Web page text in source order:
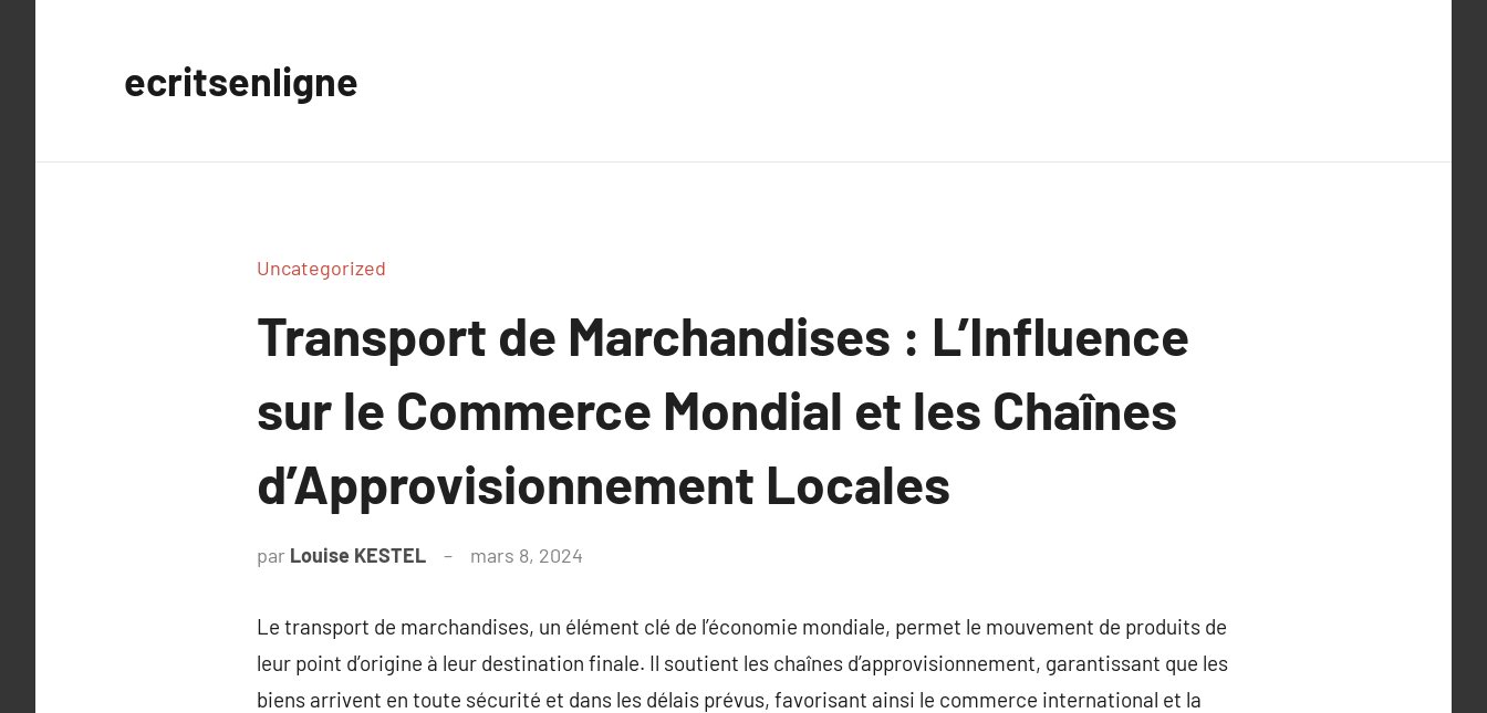
ecritsenligne
Uncategorized
Transport de Marchandises : L’Influence
sur le Commerce Mondial et les Chaînes
d’Approvisionnement Locales
par Louise KESTEL mars 8, 2024
Le transport de marchandises, un élément clé de l’économie mondiale, permet le mouvement de produits de
leur point d’origine à leur destination finale. Il soutient les chaînes d’approvisionnement, garantissant que les
biens arrivent en toute sécurité et dans les délais prévus, favorisant ainsi le commerce international et la